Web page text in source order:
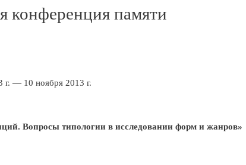
конференция памяти
г. — 10 ноября 2013 г.
Вопросы типологии в исследовании форм и жанров»